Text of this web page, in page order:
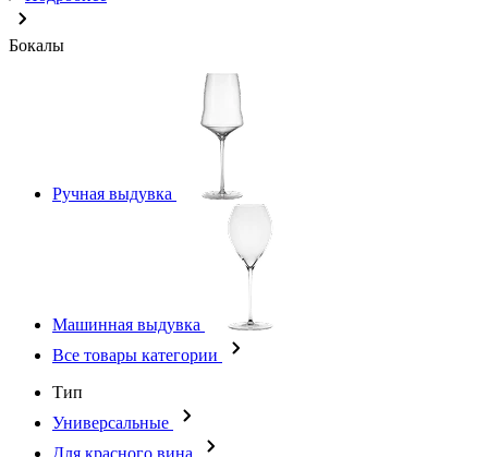
Бокалы
Ручная выдувка
Машинная выдувка
Все товары категории
Тип
Универсальные
Для красного вина